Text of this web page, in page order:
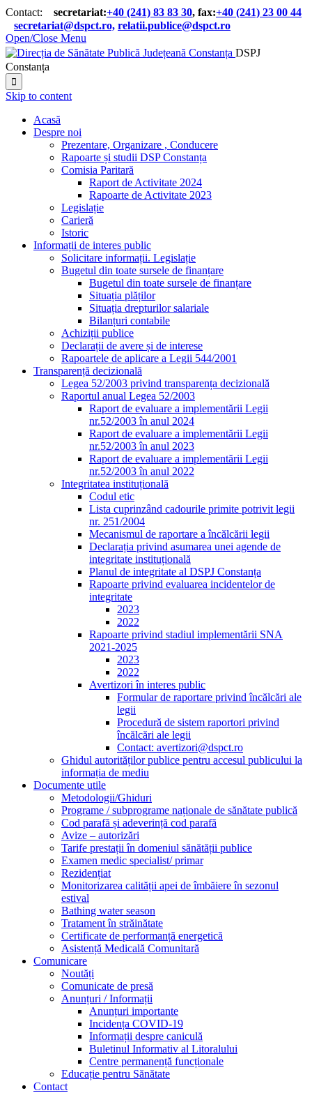
Contact: secretariat:+40 (241) 83 83 30, fax:+40 (241) 23 00 44
secretariat@dspct.ro, relatii.publice@dspct.ro
Open/Close Menu
DSPJ
Constanța

Skip to content
Acasă
Despre noi
Prezentare, Organizare , Conducere
Rapoarte și studii DSP Constanța
Comisia Paritară
Raport de Activitate 2024
Rapoarte de Activitate 2023
Legislație
Carieră
Istoric
Informații de interes public
Solicitare informații. Legislație
Bugetul din toate sursele de finanțare
Bugetul din toate sursele de finanțare
Situația plăților
Situația drepturilor salariale
Bilanțuri contabile
Achiziții publice
Declarații de avere și de interese
Rapoartele de aplicare a Legii 544/2001
Transparență decizională
Legea 52/2003 privind transparența decizională
Raportul anual Legea 52/2003
Raport de evaluare a implementării Legii
nr.52/2003 în anul 2024
Raport de evaluare a implementării Legii
nr.52/2003 în anul 2023
Raport de evaluare a implementării Legii
nr.52/2003 în anul 2022
Integritatea instituțională
Codul etic
Lista cuprinzând cadourile primite potrivit legii
nr. 251/2004
Mecanismul de raportare a încălcării legii
Declarația privind asumarea unei agende de
integritate instituțională
Planul de integritate al DSPJ Constanța
Rapoarte privind evaluarea incidentelor de
integritate
2023
2022
Rapoarte privind stadiul implementării SNA
2021-2025
2023
2022
Avertizori în interes public
Formular de raportare privind încălcări ale
legii
Procedură de sistem raportori privind
încălcări ale legii
Contact: avertizori@dspct.ro
Ghidul autorităților publice pentru accesul publicului la
informația de mediu
Documente utile
Metodologii/Ghiduri
Programe / subprograme naționale de sănătate publică
Cod parafă și adeverință cod parafă
Avize – autorizări
Tarife prestații în domeniul sănătății publice
Examen medic specialist/ primar
Rezidențiat
Monitorizarea calității apei de îmbăiere în sezonul
estival
Bathing water season
Tratament în străinătate
Certificate de performanță energetică
Asistență Medicală Comunitară
Comunicare
Noutăți
Comunicate de presă
Anunțuri / Informații
Anunțuri importante
Incidența COVID-19
Informații despre caniculă
Buletinul Informativ al Litoralului
Centre permanență funcționale
Educație pentru Sănătate
Contact